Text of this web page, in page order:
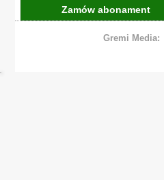
Zamów abonament
Gremi Media: